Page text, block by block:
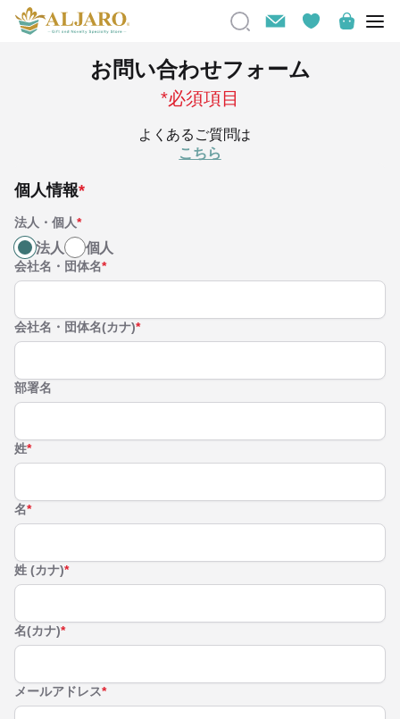
お問い合わせフォーム
*必須項目
よくあるご質問は
こちら
個人情報*
法人・個人*
法人 個人
会社名・団体名*
会社名・団体名(カナ)*
部署名
姓*
名*
姓 (カナ)*
名(カナ)*
メールアドレス*